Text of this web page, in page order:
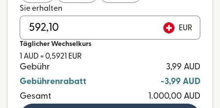
Sie erhalten
EUR
Täglicher Wechselkurs
1 AUD = 0,5921 EUR
Gebühr
3,99 AUD
Gebührenrabatt
-3,99 AUD
Gesamt
1.000,00 AUD